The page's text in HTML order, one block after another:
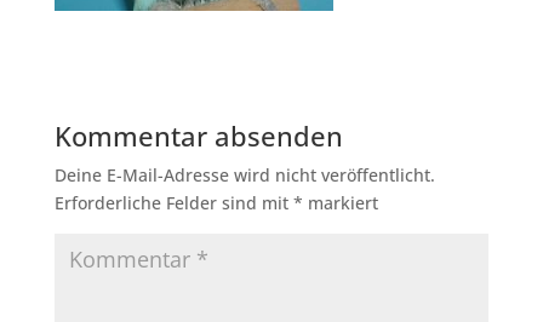
Kommentar absenden
Deine E-Mail-Adresse wird nicht veröffentlicht.
Erforderliche Felder sind mit * markiert